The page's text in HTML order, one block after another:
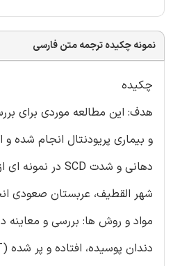
نمونه چکیده ترجمه متن فارسی
چکیده
هدف: این مطالعه موردی برای
و بیماری پریودنتال انجام شده
شهر القطیف، عربستان صعودی
مواد و روش ها: بررسی و